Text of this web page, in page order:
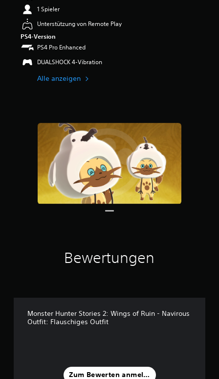
1 Spieler
Unterstützung von Remote Play
PS4-Version
PS4 Pro Enhanced
DUALSHOCK 4-Vibration
Alle anzeigen
Bewertungen
Monster Hunter Stories 2: Wings of Ruin - Navirous
Outfit: Flauschiges Outfit
Zum Bewerten anmelden